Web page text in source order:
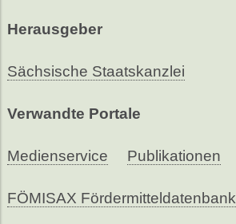
Herausgeber
Sächsische Staatskanzlei
Verwandte Portale
Medienservice Publikationen
FÖMISAX Fördermitteldatenbank